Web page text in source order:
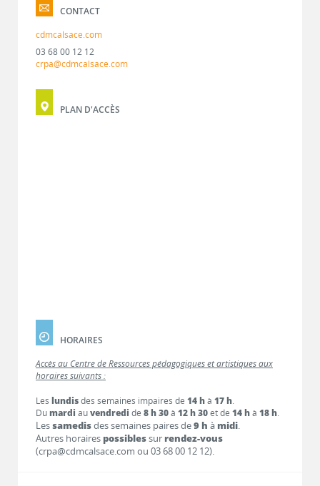
CONTACT
cdmcalsace.com
03 68 00 12 12
crpa@cdmcalsace.com
PLAN D'ACCÈS
HORAIRES
Accès au Centre de Ressources pédagogiques et artistiques aux
horaires suivants :
Les lundisdes semaines impaires de 14 hà 17 h.
Dumardi auvendredi de 8 h 30à 12 h 30et de 14 hà 18 h.
Lessamedisdes semaines paires de9 h à midi.
Autres horaires possiblessur rendez-vous
(crpa@cdmcalsace.com ou 03 68 00 12 12).